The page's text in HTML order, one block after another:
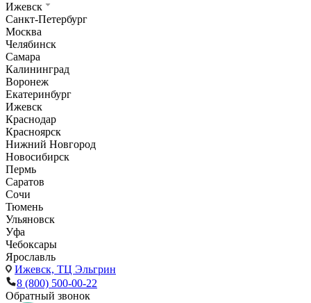
Ижевск
Санкт-Петербург
Москва
Челябинск
Самара
Калининград
Воронеж
Екатеринбург
Ижевск
Краснодар
Красноярск
Нижний Новгород
Новосибирск
Пермь
Саратов
Сочи
Тюмень
Ульяновск
Уфа
Чебоксары
Ярославль
Ижевск, ТЦ Эльгрин
8 (800) 500-00-22
Обратный звонок